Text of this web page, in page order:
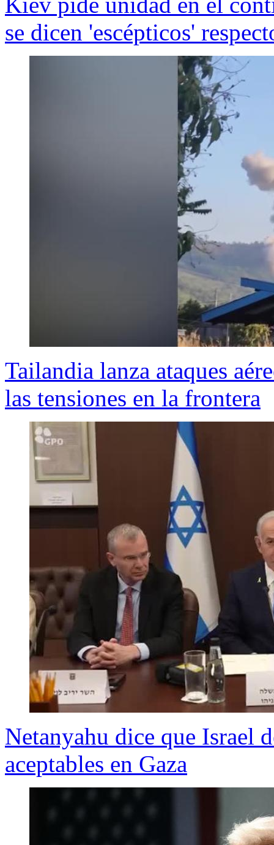
se dicen 'escépticos'
Tailandia lanza ataques
las tensiones en la frontera
Netanyahu dice que Israel
aceptables en Gaza